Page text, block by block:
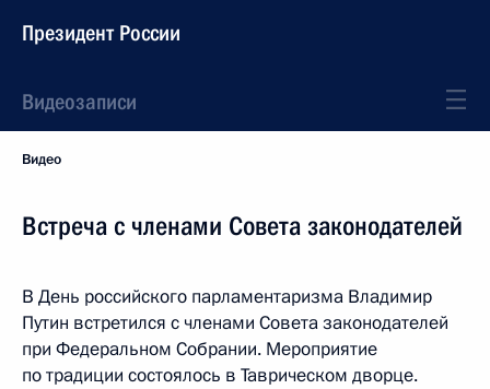
Президент России
Видеозаписи
Видео
Встреча с членами Совета законодателей
В День российского парламентаризма Владимир
Путин встретился с членами Совета законодателей
при Федеральном Собрании. Мероприятие
по традиции состоялось в Таврическом дворце.